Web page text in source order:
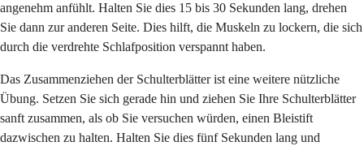
angenehm anfühlt. Halten Sie dies 15 bis 30 Sekunden lang, drehen
Sie dann zur anderen Seite. Dies hilft, die Muskeln zu lockern, die sich
durch die verdrehte Schlafposition verspannt haben.
Das Zusammenziehen der Schulterblätter ist eine weitere nützliche
Übung. Setzen Sie sich gerade hin und ziehen Sie Ihre Schulterblätter
sanft zusammen, als ob Sie versuchen würden, einen Bleistift
dazwischen zu halten. Halten Sie dies fünf Sekunden lang und